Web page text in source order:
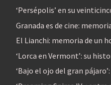
‘Persépolis’ en su
Granada es de cine:
El Lianchi: memoria de un
‘Lorca en Vermont’: su
‘Bajo el ojo del gran